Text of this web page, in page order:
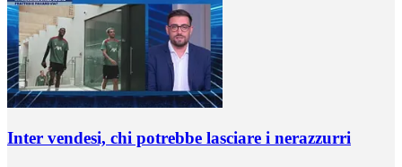
Inter vendesi, chi potrebbe lasciare i nerazzurri